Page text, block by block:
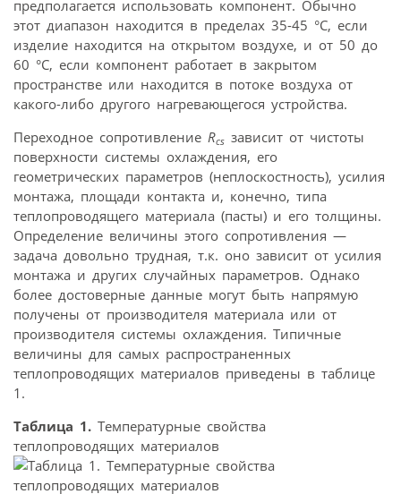
предполагается использовать компонент. Обычно
этот диапазон находится в пределах 35-45 °C, если
изделие находится на открытом воздухе, и от 50 до
60 °C, если компонент работает в закрытом
пространстве или находится в потоке воздуха от
какого-либо другого нагревающегося устройства.
Переходное сопротивление Rcs зависит от чистоты
поверхности системы охлаждения, его
геометрических параметров (неплоскостность), усилия
монтажа, площади контакта и, конечно, типа
теплопроводящего материала (пасты) и его толщины.
Определение величины этого сопротивления —
задача довольно трудная, т.к. оно зависит от усилия
монтажа и других случайных параметров. Однако
более достоверные данные могут быть напрямую
получены от производителя материала или от
производителя системы охлаждения. Типичные
величины для самых распространенных
теплопроводящих материалов приведены в таблице
1.
Таблица 1. Температурные свойства
теплопроводящих материалов